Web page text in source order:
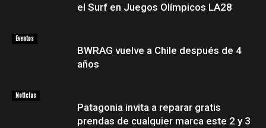
el Surf en Juegos Olímpicos LA28
Eventos
BWRAG vuelve a Chile después de 4
años
Noticias
Patagonia invita a reparar gratis
prendas de cualquier marca este 2 y 3